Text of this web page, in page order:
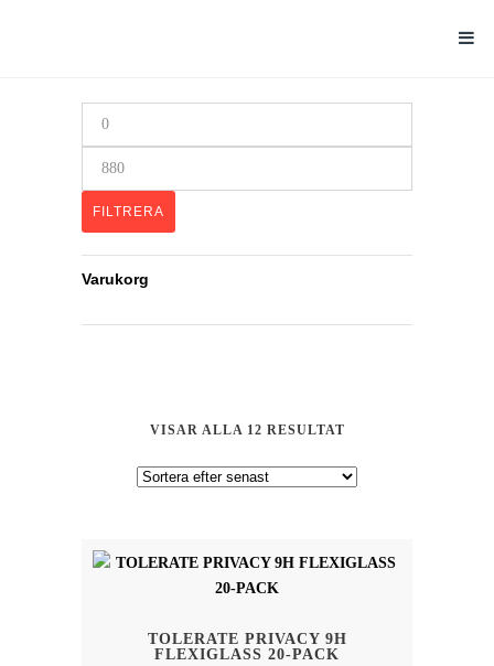
Min
Max
FILTRERA
Varukorg
VISAR ALLA 12 RESULTATSORTERA
EFTER
TOLERATE PRIVACY 9H
FLEXIGLASS 20-PACK